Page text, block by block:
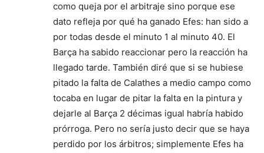
como queja por el arbitraje sino porque ese
dato refleja por qué ha ganado Efes: han sido a
por todas desde el minuto 1 al minuto 40. El
Barça ha sabido reaccionar pero la reacción ha
llegado tarde. También diré que si se hubiese
pitado la falta de Calathes a medio campo como
tocaba en lugar de pitar la falta en la pintura y
dejarle al Barça 2 décimas igual habría habido
prórroga. Pero no sería justo decir que se haya
perdido por los árbitros; simplemente Efes ha